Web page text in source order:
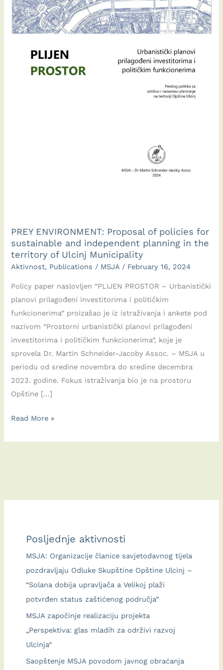
PREY ENVIRONMENT: Proposal of policies for
sustainable and independent planning in the
territory of Ulcinj Municipality
Aktivnost, Publications / MSJA / February 16, 2024
Policy paper naslovljen “PLIJEN PROSTOR – Urbanistički
planovi prilagođeni investitorima i političkim
funkcionerima” proizašao je iz istraživanja i ankete pod
nazivom “Prostorni urbanistički planovi prilagođeni
investitorima i političkim funkcionerima”, koje je
sprovela Dr. Martin Schneider-Jacoby Assoc. – MSJA u
periodu od sredine novembra do sredine decembra
2023. godine. Fokus istraživanja bio je na prostoru
Opštine […]
PREY
Proposal
sustainable
planning
Ulcinj
Municipality
Read More »
Posljednje aktivnosti
MSJA: Organizacije članice savjetodavnog tijela
pozdravljaju Odluke Skupštine Opštine Ulcinj –
“Solana dobija upravljača a Velikoj plaži
potvrđen status zaštićenog područja”
MSJA započinje realizaciju projekta
„Perspektiva: glas mladih za održivi razvoj
Ulcinja“
Saopštenje MSJA povodom javnog obraćanja